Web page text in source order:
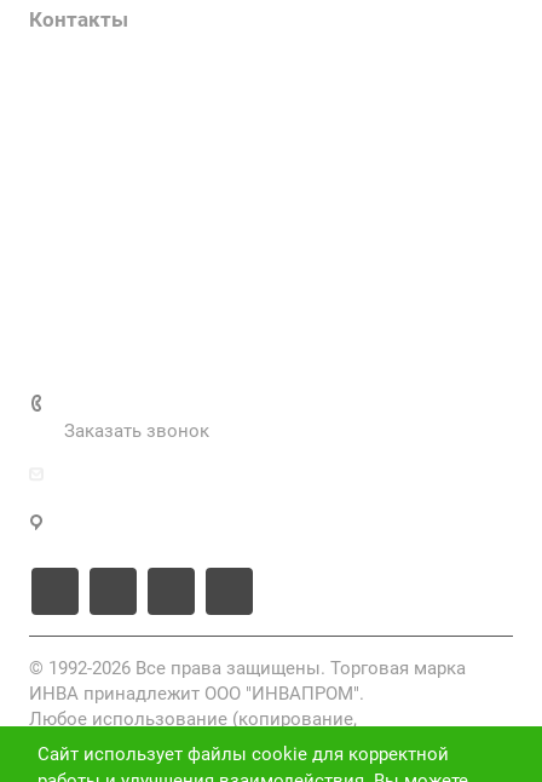
Контакты
Заказать звонок
© 1992-2026 Все права защищены. Торговая марка
ИНВА принадлежит ООО "ИНВАПРОМ".
Любое использование (копирование,
воспроизведение, переработка, распространение)
фото-, видео- и текстовых материалов, размещенных
Сайт использует файлы cookie для корректной